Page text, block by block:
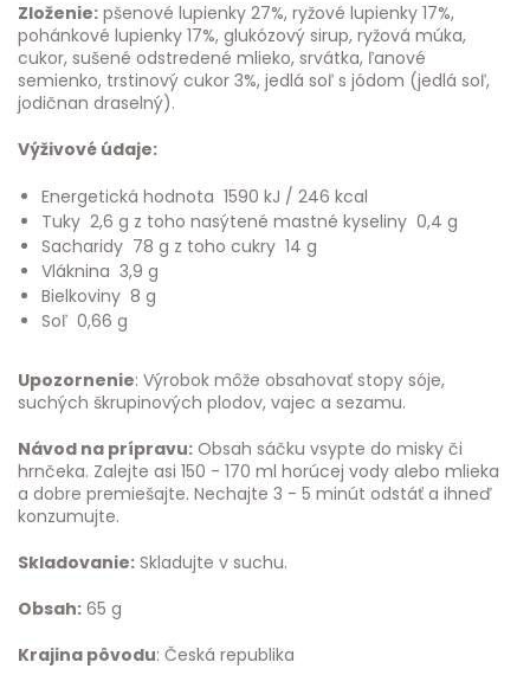
Zloženie: pšenové lupienky 27%, ryžové lupienky 17%,
pohánkové lupienky 17%, glukózový sirup, ryžová múka,
cukor, sušené odstredené mlieko, srvátka, ľanové
semienko, trstinový cukor 3%, jedlá soľ s jódom (jedlá soľ,
jodičnan draselný).
Výživové údaje:
Energetická hodnota 1590 kJ / 246 kcal
Tuky 2,6 g z toho nasýtené mastné kyseliny 0,4 g
Sacharidy 78 g z toho cukry 14 g
Vláknina 3,9 g
Bielkoviny 8 g
Soľ 0,66 g
Upozornenie: Výrobok môže obsahovať stopy sóje,
suchých škrupinových plodov, vajec a sezamu.
Návod na prípravu: Obsah sáčku vsypte do misky či
hrnčeka. Zalejte asi 150 - 170 ml horúcej vody alebo mlieka
a dobre premiešajte. Nechajte 3 - 5 minút odstáť a ihneď
konzumujte.
Skladovanie: Skladujte v suchu.
Obsah: 65 g
Krajina pôvodu: Česká republika